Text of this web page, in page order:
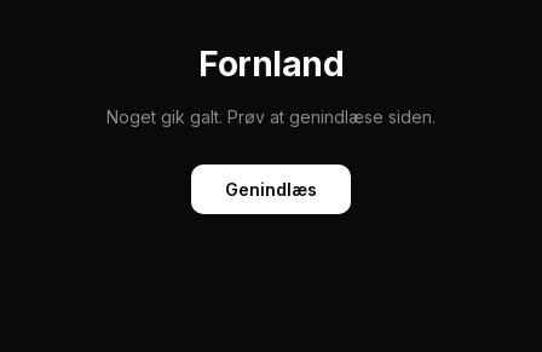
Fornland
Noget gik galt. Prøv at genindlæse siden.
Genindlæs